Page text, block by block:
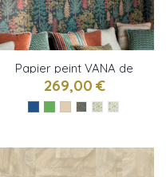
Papier peint VANA de
Osborne & Little
269,00 €